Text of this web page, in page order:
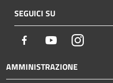
SEGUICI SU
Facebook YoutubeInstagram
AMMINISTRAZIONE